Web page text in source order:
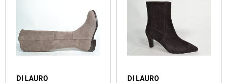
DI LAURO
DI LAURO